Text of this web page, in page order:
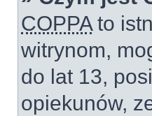
COPPAto
witrynom,
do lat 13,
opiekunów,